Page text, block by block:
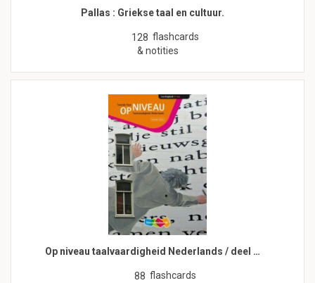
Pallas : Griekse taal en cultuur.
128 flashcards
& notities
Op niveau taalvaardigheid Nederlands / deel …
88 flashcards